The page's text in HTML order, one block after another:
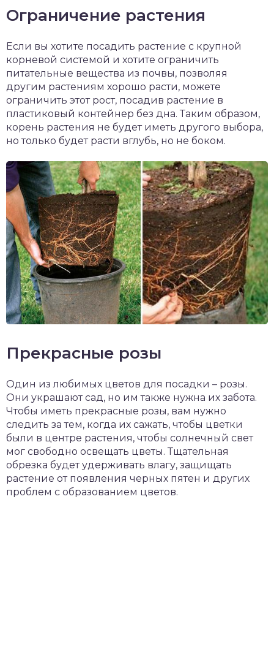
Ограничение растения
Если вы хотите посадить растение с крупной
корневой системой и хотите ограничить
питательные вещества из почвы, позволяя
другим растениям хорошо расти, можете
ограничить этот рост, посадив растение в
пластиковый контейнер без дна. Таким образом,
корень растения не будет иметь другого выбора,
но только будет расти вглубь, но не боком.
Прекрасные розы
Один из любимых цветов для посадки – розы.
Они украшают сад, но им также нужна их забота.
Чтобы иметь прекрасные розы, вам нужно
следить за тем, когда их сажать, чтобы цветки
были в центре растения, чтобы солнечный свет
мог свободно освещать цветы. Тщательная
обрезка будет удерживать влагу, защищать
растение от появления черных пятен и других
проблем с образованием цветов.